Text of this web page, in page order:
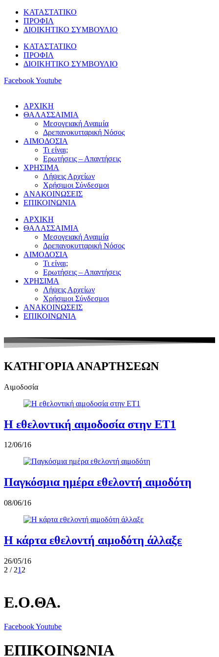
Μετάβαση
περιεχόμενο
ΚΑΤΑΣΤΑΤΙΚΟ
ΠΡΟΦΙΛ
ΔΙΟΙΚΗΤΙΚΟ ΣΥΜΒΟΥΛΙΟ
ΚΑΤΑΣΤΑΤΙΚΟ
ΠΡΟΦΙΛ
ΔΙΟΙΚΗΤΙΚΟ ΣΥΜΒΟΥΛΙΟ
FacebookYoutube
ΑΡΧΙΚΗ
ΘΑΛΑΣΣΑΙΜΙΑ
Μεσογειακή Αναιμία
Δρεπανοκυτταρική Νόσος
ΑΙΜΟΔΟΣΙΑ
Τι είναι;
Ερωτήσεις – Απαντήσεις
ΧΡΗΣΙΜΑ
Λήψεις Αρχείων
Χρήσιμοι Σύνδεσμοι
ΑΝΑΚΟΙΝΩΣΕΙΣ
ΕΠΙΚΟΙΝΩΝΙΑ
ΑΡΧΙΚΗ
ΘΑΛΑΣΣΑΙΜΙΑ
Μεσογειακή Αναιμία
Δρεπανοκυτταρική Νόσος
ΑΙΜΟΔΟΣΙΑ
Τι είναι;
Ερωτήσεις – Απαντήσεις
ΧΡΗΣΙΜΑ
Λήψεις Αρχείων
Χρήσιμοι Σύνδεσμοι
ΑΝΑΚΟΙΝΩΣΕΙΣ
ΕΠΙΚΟΙΝΩΝΙΑ
KATHΓΟΡΙΑ ΑΝΑΡΤΗΣΕΩΝ
Αιμοδοσία
Η εθελοντική αιμοδοσία στην ΕΤ1
12/06/16
Παγκόσμια ημέρα εθελοντή αιμοδότη
08/06/16
Η κάρτα εθελοντή αιμοδότη άλλαξε
26/05/16
2 / 21 2
Ε.Ο.ΘΑ.
FacebookYoutube
ΕΠΙΚΟΙΝΩΝΙΑ